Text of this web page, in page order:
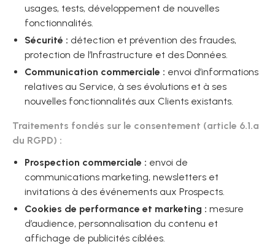
usages, tests, développement de nouvelles
fonctionnalités.
Sécurité : détection et prévention des fraudes,
protection de l’Infrastructure et des Données.
Communication commerciale : envoi d’informations
relatives au Service, à ses évolutions et à ses
nouvelles fonctionnalités aux Clients existants.
Traitements fondés sur le consentement (article 6.1.a
du RGPD) :
Prospection commerciale : envoi de
communications marketing, newsletters et
invitations à des événements aux Prospects.
Cookies de performance et marketing : mesure
d’audience, personnalisation du contenu et
affichage de publicités ciblées.